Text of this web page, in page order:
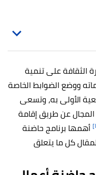
الثقافة على تنمية
ووضع الضوابط الخاصة
الأولى به، وتسعى
عن طريق إقامة
أهمها برنامج حاضنة
كل ما يتعلق